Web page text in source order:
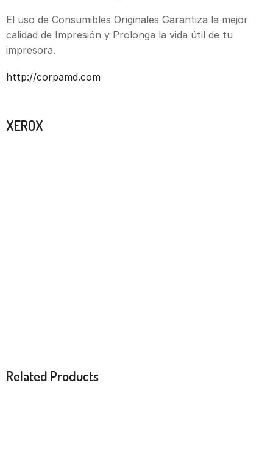
El uso de Consumibles Originales Garantiza la mejor
calidad de Impresión y Prolonga la vida útil de tu
impresora.
http://corpamd.com
XEROX
Related Products